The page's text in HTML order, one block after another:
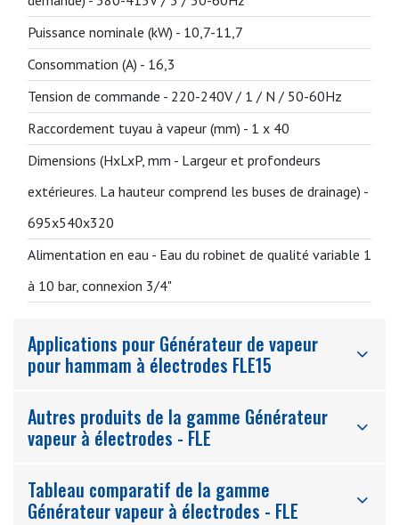
Puissance nominale (kW) - 10,7-11,7
Consommation (A) - 16,3
Tension de commande - 220-240V / 1 / N / 50-60Hz
Raccordement tuyau à vapeur (mm) - 1 x 40
Dimensions (HxLxP, mm - Largeur et profondeurs
extérieures. La hauteur comprend les buses de drainage) -
695x540x320
Alimentation en eau - Eau du robinet de qualité variable 1
à 10 bar, connexion 3/4"
Applications pour Générateur de vapeur
pour hammam à électrodes FLE15
Autres produits de la gamme Générateur
vapeur à électrodes - FLE
Tableau comparatif de la gamme
Générateur vapeur à électrodes - FLE